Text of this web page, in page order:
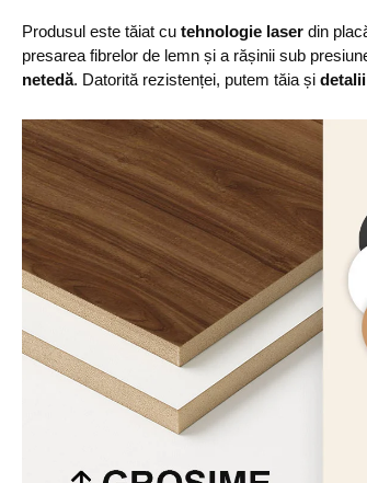
Produsul este tăiat cu tehnologie laser din
presarea fibrelor de lemn și a rășinii sub
netedă. Datorită rezistenței, putem tăia și